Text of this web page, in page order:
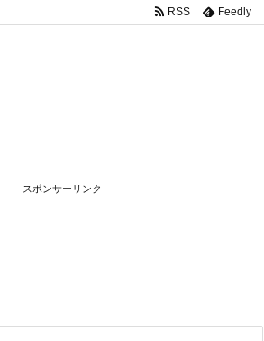
RSS Feedly
スポンサーリンク